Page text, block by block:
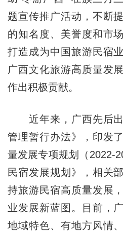
题宣传推广活动，不断
的知名度、美誉度和市
打造成为中国旅游民宿
广西文化旅游高质量发
作出积极贡献。
近年来，广西先后出
管理暂行办法》，印发
量发展专项规划（2022-
民宿发展规划》，相关
持旅游民宿高质量发展
业发展新蓝图。目前，
地域特色、有地方风情